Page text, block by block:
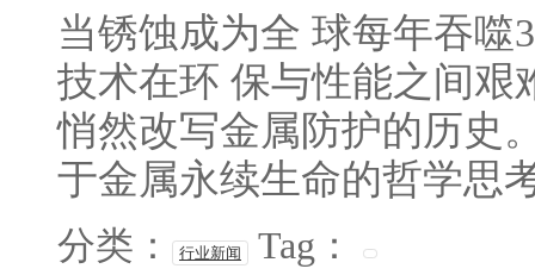
当锈蚀成为全 球每年吞噬
技术在环 保与性能之间艰
悄然改写金属防护的历史
于金属永续生命的哲学
分类： 行业新闻 Tag：